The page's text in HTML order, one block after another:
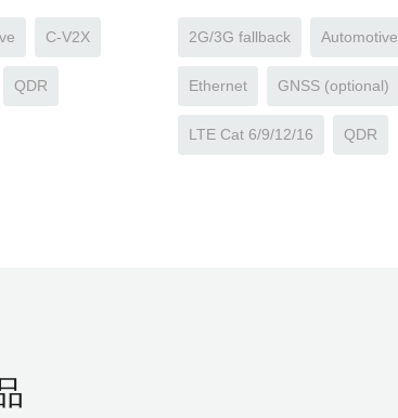
C-V2X
QDR
2G/3G fallback Automotive
Ethernet GNSS (optional)
LTE Cat 6/9/12/16 QDR